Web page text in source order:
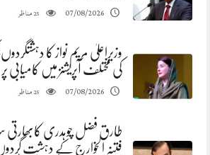
07/08/2026
25مناظر
وزیراعلیٰ مریم نواز کا
کی مختلف آپریشنز میں کامیابی پر
07/08/2026
25مناظر
طارق فضل چوہدری کابھارتی
فتنہ الخوارج کے دہشت